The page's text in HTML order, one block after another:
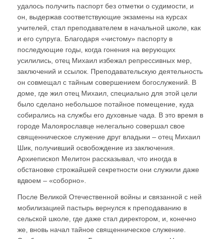
удалось получить паспорт без отметки о судимости, и
он, выдержав соответствующие экзамены на курсах
учителей, стал преподавателем в начальной школе, как
и его супруга. Благодаря «чистому» паспорту в
последующие годы, когда гонения на верующих
усилились, отец Михаил избежал репрессивных мер,
заключений и ссылок. Преподавательскую деятельность
он совмещал с тайным совершением богослужений. В
доме, где жил отец Михаил, специально для этой цели
было сделано небольшое потайное помещение, куда
собирались на службы его духовные чада. В это время в
городе Малоярославце нелегально совершал свое
священническое служение друг владыки – отец Михаил
Шик, получивший освобождение из заключения.
Архиепископ Мелитон рассказывал, что иногда в
обстановке строжайшей секретности они служили даже
вдвоем – «соборно».
После Великой Отечественной войны и связанной с ней
мобилизацией пастырь вернулся к преподаванию в
сельской школе, где даже стал директором, и, конечно
же, вновь начал тайное священническое служение.